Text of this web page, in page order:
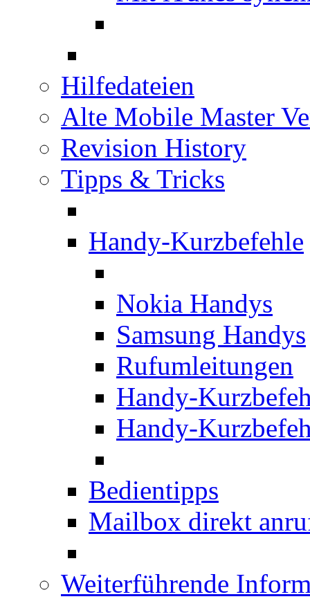
Hilfedateien
Alte Mobile Master
Revision History
Tipps & Tricks
Handy-Kurzbefehle
Nokia Handys
Samsung Handys
Rufumleitungen
Handy-
Handy-
Bedientipps
Mailbox direkt
Weiterführende